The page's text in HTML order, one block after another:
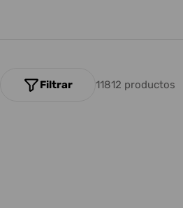
11812 productos
Filtrar